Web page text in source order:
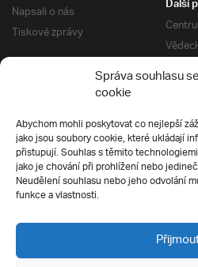
Správa souhlasu
cookie
Abychom mohli poskytovat co nejlepší
jako jsou soubory cookie, které ukládají
přistupují. Souhlas s těmito
jako je chování při prohlížení nebo
Neudělení souhlasu nebo jeho odvolání
funkce a vlastnosti.
Napsali o nás
Tiskové zprávy
Další
Silverius
Pro
E-
Ochrana soukromí